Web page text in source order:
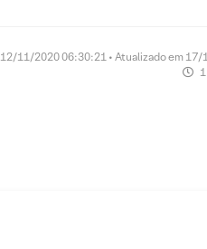
12/11/2020 06:30:21 • Atualizado em